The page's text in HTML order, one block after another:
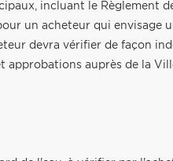
incluant le Règlement
pour un acheteur qui
devra vérifier de façon
approbations auprès de la